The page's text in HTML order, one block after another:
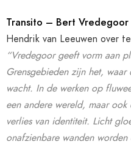
Transito – Bert Vredegoor
Hendrik van Leeuwen over
“Vredegoor geeft vorm aan
Grensgebieden zijn het, waar
wacht. In de werken op
een andere wereld, maar
verlies van identiteit. Licht
onafzienbare wanden